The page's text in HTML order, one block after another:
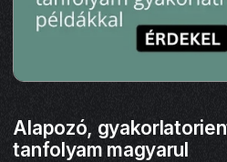
Alapozó,
tanfolyam magyarul